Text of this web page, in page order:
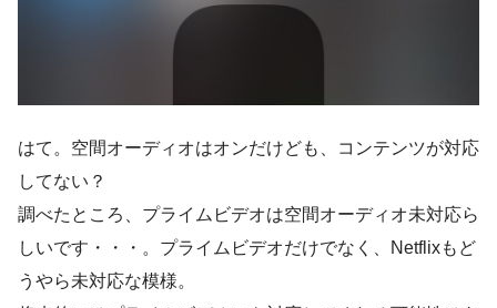
はて。空間オーディオはオンだけども、コンテンツが対応
してない？
調べたところ、プライムビデオは空間オーディオ未対応ら
しいです・・・。プライムビデオだけでなく、Netflixもど
うやら未対応な模様。